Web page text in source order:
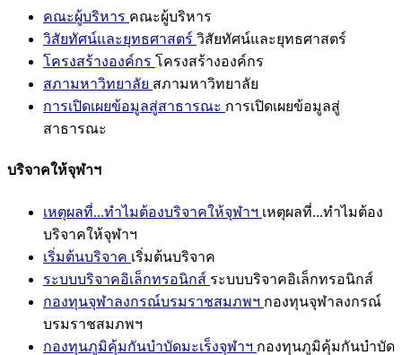
คณะผู้บริหาร คณะผู้บริหาร
วิสัยทัศน์และยุทธศาสตร์ วิสัยทัศน์และยุทธศาสตร์
โครงสร้างองค์กร โครงสร้างองค์กร
สภามหาวิทยาลัย สภามหาวิทยาลัย
การเปิดเผยข้อมูลสู่สาธารณะ การเปิดเผยข้อมูลสู่
สาธารณะ
บริจาคให้จุฬาฯ
เหตุผลที่...ทำไมต้องบริจาคให้จุฬาฯ เหตุผลที่...ทำไมต้อง
บริจาคให้จุฬาฯ
เริ่มต้นบริจาค เริ่มต้นบริจาค
ระบบบริจาคอิเล็กทรอนิกส์ ระบบบริจาคอิเล็กทรอนิกส์
กองทุนจุฬาลงกรณ์บรมราชสมภพฯ กองทุนจุฬาลงกรณ์
บรมราชสมภพฯ
กองทุนภูมิคุ้มกันบำบัดมะเร็งจุฬาฯ กองทุนภูมิคุ้มกันบำบัด